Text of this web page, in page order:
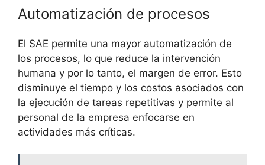
Automatización de procesos
El SAE permite una mayor automatización de
los procesos, lo que reduce la intervención
humana y por lo tanto, el margen de error. Esto
disminuye el tiempo y los costos asociados con
la ejecución de tareas repetitivas y permite al
personal de la empresa enfocarse en
actividades más críticas.